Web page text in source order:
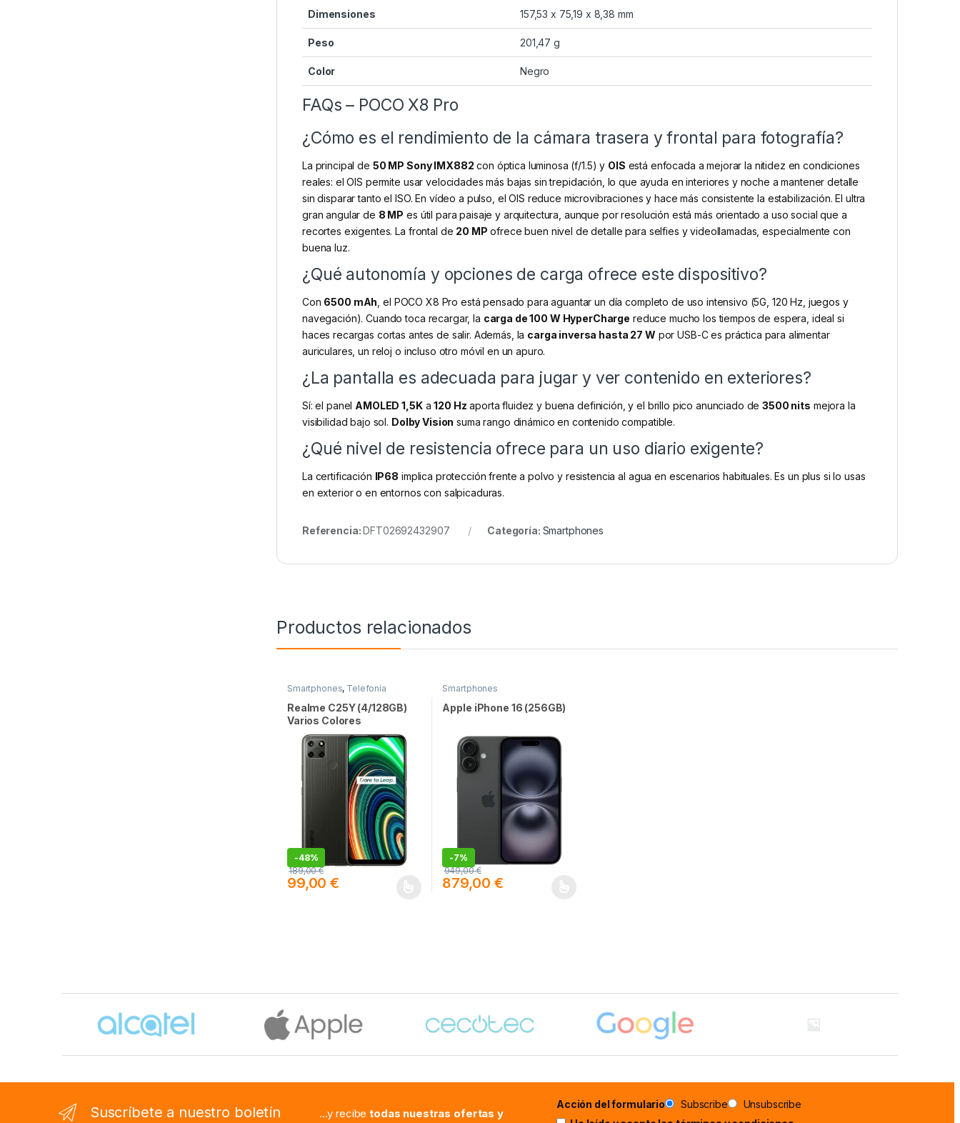
Dimensiones 157,53 x 75,19 x 8,38 mm
Peso 201,47 g
Color Negro
FAQs – POCO X8 Pro
¿Cómo es el rendimiento de la cámara trasera y frontal para fotografía?
La principal de 50 MP Sony IMX882 con óptica luminosa (f/1.5) y OIS está enfocada a mejorar la nitidez en condiciones
reales: el OIS permite usar velocidades más bajas sin trepidación, lo que ayuda en interiores y noche a mantener detalle
sin disparar tanto el ISO. En vídeo a pulso, el OIS reduce microvibraciones y hace más consistente la estabilización. El ultra
gran angular de 8 MP es útil para paisaje y arquitectura, aunque por resolución está más orientado a uso social que a
recortes exigentes. La frontal de 20 MP ofrece buen nivel de detalle para selfies y videollamadas, especialmente con
buena luz.
¿Qué autonomía y opciones de carga ofrece este dispositivo?
Con 6500 mAh , el POCO X8 Pro está pensado para aguantar un día completo de uso intensivo (5G, 120 Hz, juegos y
navegación). Cuando toca recargar, la carga de 100 W HyperCharge reduce mucho los tiempos de espera, ideal si
haces recargas cortas antes de salir. Además, la carga inversa hasta 27 W por USB-C es práctica para alimentar
auriculares, un reloj o incluso otro móvil en un apuro.
¿La pantalla es adecuada para jugar y ver contenido en exteriores?
Sí: el panel AMOLED 1,5Ka120 Hz aporta fluidez y buena definición, y el brillo pico anunciado de3500 nits mejora la
visibilidad bajo sol. Dolby Vision suma rango dinámico en contenido compatible.
¿Qué nivel de resistencia ofrece para un uso diario exigente?
La certificación IP68 implica protección frente a polvo y resistencia al agua en escenarios habituales. Es un plus si lo usas
en exterior o en entornos con salpicaduras.
Referencia:DFT02692432907 Categoría: Smartphones
Productos relacionados
Smartphones, Telefonía
Realme C25Y (4/128GB)
Varios Colores
-48%
99,00€
189,00€
Este producto tiene múltiples variantes. Las opciones se pueden elegir en la página de producto
Smartphones
Apple iPhone 16 (256GB)
-7%
879,00 €
949,00€
Este producto tiene múltiples variantes. Las opciones se pueden elegir en la página de producto
Suscríbete a nuestro boletín ...y recibetodas nuestras ofertas y
Acción del formulario Subscribe
Unsubscribe